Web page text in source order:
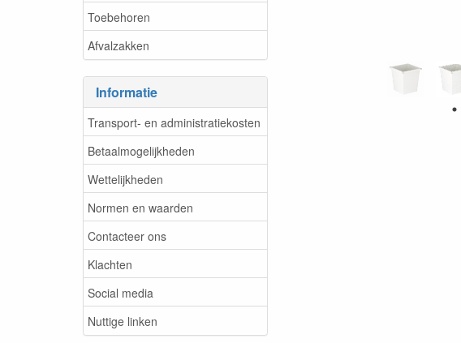
Toebehoren
Afvalzakken
Informatie
Transport- en administratiekosten
Betaalmogelijkheden
Wettelijkheden
Normen en waarden
Contacteer ons
Klachten
Social media
Nuttige linken